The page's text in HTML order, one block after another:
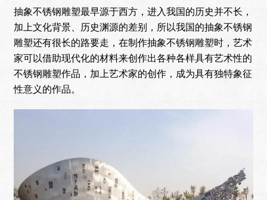
抽象不锈钢雕塑最早源于西方，进入我国的历史并不长，
加上文化背景、历史渊源的差别，所以我国的抽象不锈钢
雕塑还有很长的路要走，在制作抽象不锈钢雕塑时，艺术
家可以借助现代化的材料来创作出各种各样具有艺术性的
不锈钢雕塑作品，加上艺术家的创作，成为具有独特象征
性意义的作品。